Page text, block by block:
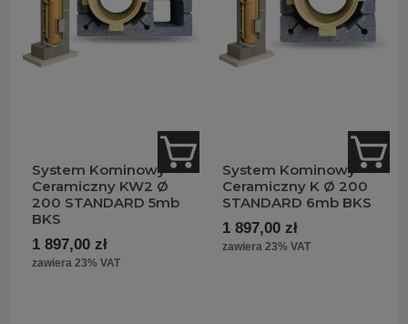
System Kominowy
Ceramiczny KW2 Ø
200 STANDARD 5mb
BKS
1 897,00 zł
zawiera 23% VAT
System Kominowy
Ceramiczny K Ø 200
STANDARD 6mb BKS
1 897,00 zł
zawiera 23% VAT